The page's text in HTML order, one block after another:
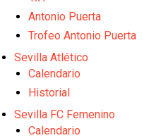
Oso es el siguiente en
Banquillos
Previa | El Sevilla FC
Antonio Puerta
Trofeo Antonio Puerta
Sevilla Atlético
Calendario
Historial
Sevilla FC Femenino
Calendario